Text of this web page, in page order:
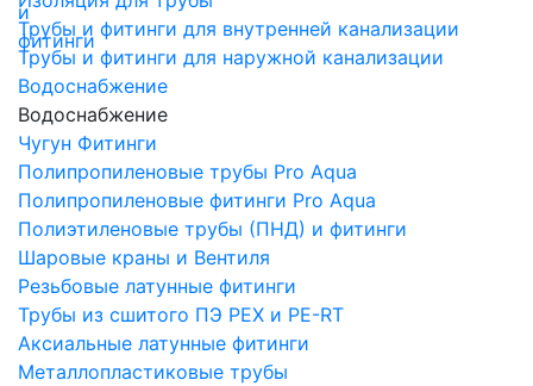
Трубы и фитинги для внутренней канализации
Трубы и фитинги для наружной канализации
Водоснабжение
Водоснабжение
Чугун Фитинги
Полипропиленовые трубы Pro Aqua
Полипропиленовые фитинги Pro Aqua
Полиэтиленовые трубы (ПНД) и фитинги
Шаровые краны и Вентиля
Резьбовые латунные фитинги
Трубы из сшитого ПЭ PEX и PE-RT
Аксиальные латунные фитинги
Металлопластиковые трубы